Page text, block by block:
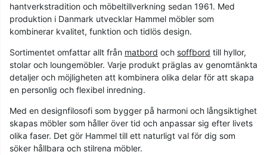
hantverkstradition och möbeltillverkning sedan 1961. Med
produktion i Danmark utvecklar Hammel möbler som
kombinerar kvalitet, funktion och tidlös design.
Sortimentet omfattar allt från matbord och soffbord till hyllor,
stolar och loungemöbler. Varje produkt präglas av genomtänkta
detaljer och möjligheten att kombinera olika delar för att skapa
en personlig och flexibel inredning.
Med en designfilosofi som bygger på harmoni och långsiktighet
skapas möbler som håller över tid och anpassar sig efter livets
olika faser. Det gör Hammel till ett naturligt val för dig som
söker hållbara och stilrena möbler.